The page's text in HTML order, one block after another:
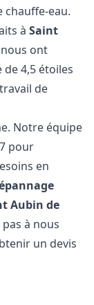
chauffe-eau.
àSaint
nous ont
4,5 étoiles
de
Notre équipe
pour
en
Aubin de
à nous
un devis